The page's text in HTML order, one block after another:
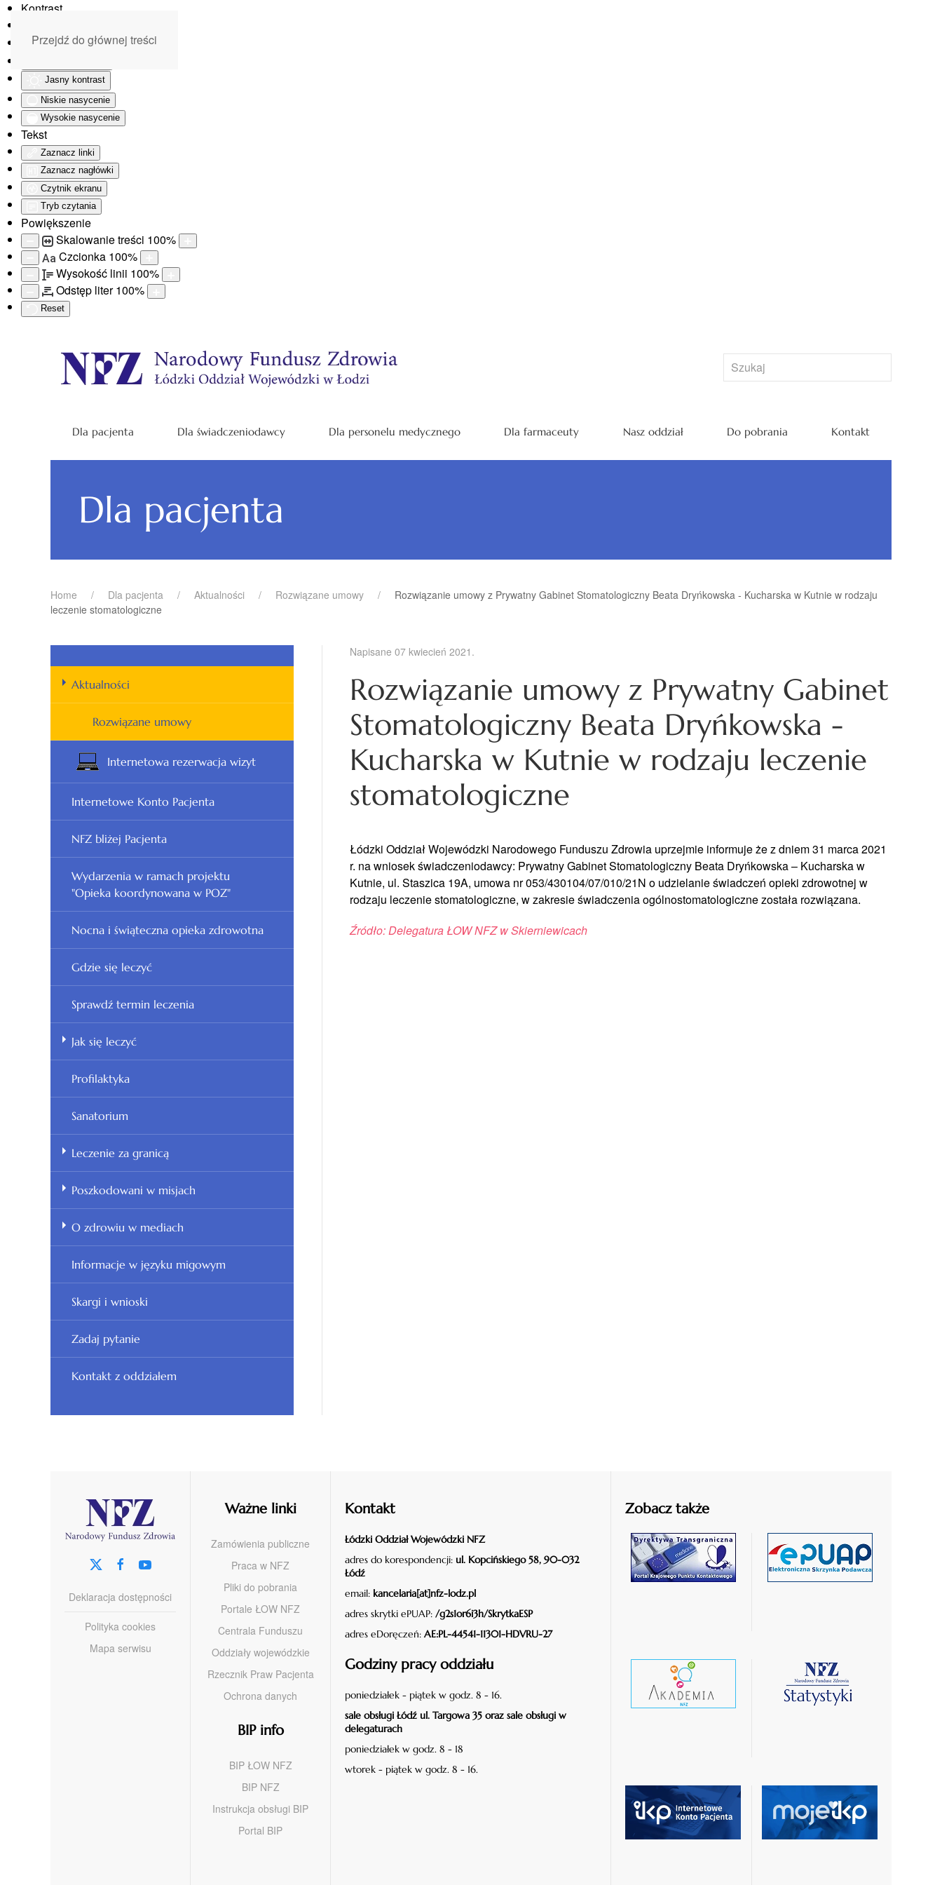
Kontrast
Monochromatyczny
Jasny kontrast
Niskie nasycenie
Wysokie nasycenie
Tekst
Zaznacz linki
Zaznacz nagłówki
Czytnik ekranu
Tryb czytania
Powiększenie
Skalowanie treści 100%
Aa Czcionka 100%
Wysokość linii 100%
Odstęp liter100%
Reset
Przejdź do głównej treści
Dla pacjenta Dla świadczeniodawcy Dla personelu medycznego Dla farmaceuty Nasz oddział Do pobrania Kontakt
Dla pacjenta
Home Dla pacjenta Aktualności Rozwiązane umowy
Rozwiązanie umowy z Prywatny Gabinet Stomatologiczny Beata Dryńkowska - Kucharska w Kutnie w rodzaju
leczenie stomatologiczne
Napisane 07 kwiecień 2021 .
Rozwiązanie umowy z Prywatny Gabinet
Stomatologiczny Beata Dryńkowska -
Kucharska w Kutnie w rodzaju leczenie
stomatologiczne
Łódzki Oddział Wojewódzki Narodowego Funduszu Zdrowia uprzejmie informuje że z dniem 31 marca 2021
r. na wniosek świadczeniodawcy: Prywatny Gabinet Stomatologiczny Beata Dryńkowska – Kucharska w
Kutnie, ul. Staszica 19A, umowa nr 053/430104/07/010/21N o udzielanie świadczeń opieki zdrowotnej w
rodzaju leczenie stomatologiczne, w zakresie świadczenia ogólnostomatologiczne została rozwiązana.
Źródło: Delegatura ŁOW NFZ w Skierniewicach
Aktualności
Rozwiązane umowy
Internetowa rezerwacja wizyt
Internetowe Konto Pacjenta
NFZ bliżej Pacjenta
Wydarzenia w ramach projektu
"Opieka koordynowana w POZ"
Nocna i świąteczna opieka zdrowotna
Gdzie się leczyć
Sprawdź termin leczenia
Jak się leczyć
Profilaktyka
Sanatorium
Leczenie za granicą
Poszkodowani w misjach
O zdrowiu w mediach
Informacje w języku migowym
Skargi i wnioski
Zadaj pytanie
Kontakt z oddziałem
Deklaracja dostępności
Polityka cookies
Mapa serwisu
Ważne linki
Zamówienia publiczne
Praca w NFZ
Pliki do pobrania
Portale ŁOW NFZ
Centrala Funduszu
Oddziały wojewódzkie
Rzecznik Praw Pacjenta
Ochrona danych
BIP info
BIP ŁOW NFZ
BIP NFZ
Instrukcja obsługi BIP
Portal BIP
Kontakt
Łódzki Oddział Wojewódzki NFZ
adres do korespondencji: ul. Kopcińskiego 58, 90-032
Łódź
email: kancelaria[at]nfz-lodz.pl
adres skrytki ePUAP: /g2s1or6i3h/SkrytkaESP
adres eDoręczeń: AE:PL-44541-11301-HDVRU-27
Godziny pracy oddziału
poniedziałek - piątek w godz. 8 - 16.
sale obsługi Łódź ul. Targowa 35 oraz sale obsługi w
delegaturach
poniedziałek w godz. 8 - 18
wtorek - piątek w godz. 8 - 16.
Zobacz także
czytaj
czytaj
czytaj
czytaj
czytaj
czytaj